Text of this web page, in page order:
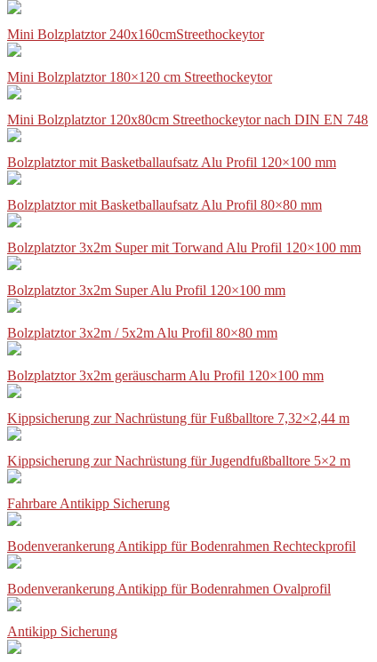
Mini Bolzplatztor 240x160cmStreethockeytor
Mini Bolzplatztor 180×120 cm Streethockeytor
Mini Bolzplatztor 120x80cm Streethockeytor nach DIN EN 748
Bolzplatztor mit Basketballaufsatz Alu Profil 120×100 mm
Bolzplatztor mit Basketballaufsatz Alu Profil 80×80 mm
Bolzplatztor 3x2m Super mit Torwand Alu Profil 120×100 mm
Bolzplatztor 3x2m Super Alu Profil 120×100 mm
Bolzplatztor 3x2m / 5x2m Alu Profil 80×80 mm
Bolzplatztor 3x2m geräuscharm Alu Profil 120×100 mm
Kippsicherung zur Nachrüstung für Fußballtore 7,32×2,44 m
Kippsicherung zur Nachrüstung für Jugendfußballtore 5×2 m
Fahrbare Antikipp Sicherung
Bodenverankerung Antikipp für Bodenrahmen Rechteckprofil
Bodenverankerung Antikipp für Bodenrahmen Ovalprofil
Antikipp Sicherung